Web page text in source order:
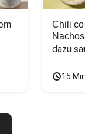
Chili con
Nachos
dazu
15